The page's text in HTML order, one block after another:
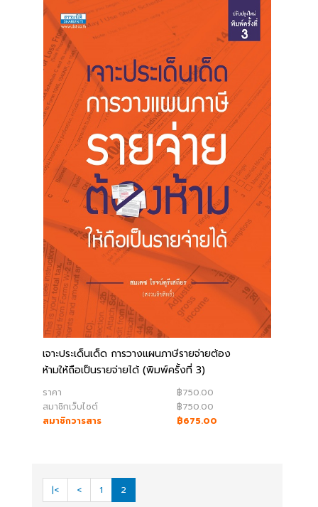
เจาะประเด็นเด็ด การวางแผนภาษีรายจ่ายต้อง
ห้ามให้ถือเป็นรายจ่ายได้ (พิมพ์ครั้งที่ 3)
ราคา
฿750.00
สมาชิกเว็บไซต์
฿750.00
สมาชิกวารสาร
฿675.00
|< < 1 2